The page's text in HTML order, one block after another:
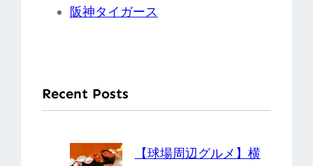
阪神タイガース
Recent Posts
【球場周辺グルメ】横